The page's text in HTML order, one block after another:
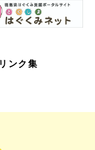
リンク集